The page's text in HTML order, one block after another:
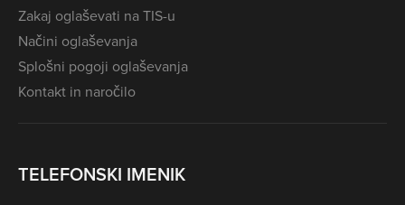
Zakaj oglaševati na TIS-u
Načini oglaševanja
Splošni pogoji oglaševanja
Kontakt in naročilo
TELEFONSKI IMENIK